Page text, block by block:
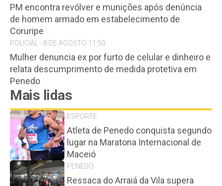
PM encontra revólver e munições após denúncia
de homem armado em estabelecimento de
Coruripe
POLICIAL - 8 DE AGOSTO 11:50
Mulher denuncia ex por furto de celular e dinheiro e
relata descumprimento de medida protetiva em
Penedo
Mais lidas
ESPORTE
Atleta de Penedo conquista segundo
lugar na Maratona Internacional de
Maceió
PENEDO
Ressaca do Arraiá da Vila supera